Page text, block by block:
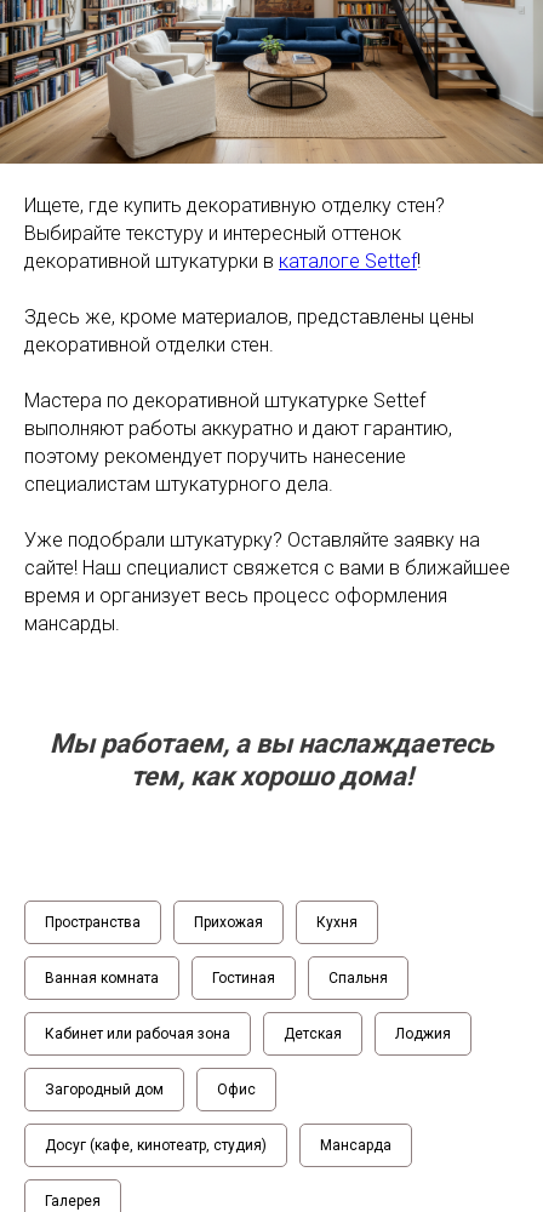
Ищете, где купить декоративную отделку стен?
Выбирайте текстуру и интересный оттенок
декоративной штукатурки в каталоге Settef!
Здесь же, кроме материалов, представлены цены
декоративной отделки стен.
Мастера по декоративной штукатурке Settef
выполняют работы аккуратно и дают гарантию,
поэтому рекомендует поручить нанесение
специалистам штукатурного дела.
Уже подобрали штукатурку? Оставляйте заявку на
сайте! Наш специалист свяжется с вами в ближайшее
время и организует весь процесс оформления
мансарды.
Мы работаем, а вы наслаждаетесь
тем, как хорошо дома!
Пространства Прихожая Кухня
Ванная комната Гостиная Спальня
Кабинет или рабочая зона Детская Лоджия
Загородный дом Офис
Досуг (кафе, кинотеатр, студия) Мансарда
Галерея